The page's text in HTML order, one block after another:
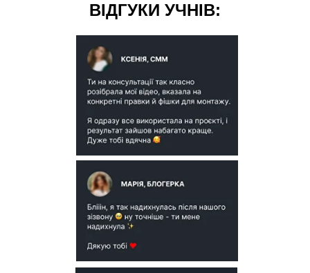
ВІДГУКИ УЧНІВ: